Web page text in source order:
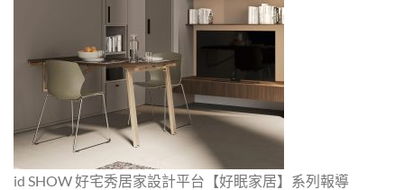
id SHOW 好宅秀居家設計平台【好眠家居】系列報導